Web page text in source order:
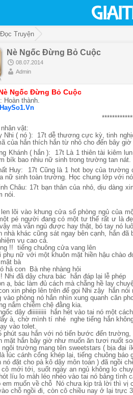
Đọc Truyện
Nè Ngốc Đừng Bỏ Cuộc
08.07.2014
Admin
Ngốc Đừng Bỏ Cuộc
Hoàn thành.
HaySo1.Vn
vật:
Nhi ( nó ): 17t dễ thương cực kỳ, tinh
của hắn thích hắn từ nhỏ cho đến bây
Khánh ( hắn ): 17t Là 1 thiên tài kiêm
bík bao nhiu nữ sinh trong trường tan nát.
Huy: 17t Cũng là 1 hot boy của trường
nữ sinh toàn trường. Học chung lớp với
Châu: 17t bạn thân của nhỏ, dịu dàng
nói.
lõi vào khung cửa sổ phòng ngủ của
pé người đang có một tư thế rất ư là
mà vẫn ngủ được hay thật, bó tay nó
nhà khác cũng sát ngay bên cạnh, hắn
vụ cao cả.
!! tiếng chuông cửa vang lên
phụ nữ với một khuôn mặt hiền hậu chào
bà
hả con Bà nhẹ nhàng hỏi
Nhi đã dậy chưa bác hắn đáp lại lễ phép
ạ, bác làm đủ cách mà chẵng hề lay
xin phép lên trên để gọi Nhi zậy hắn
vào phòng nó hắn nhìn xung quanh căn
nắm chiễm chệ đằng kia.
dậy điiiiiiiiii hắn hét vào tai nó một
à, chờ mình tí nhé nghe tiếng hắn
vào tolet.
phút sau hắn với nó tiến bước đến
mặt hắn bây giờ như muốn ăn tươi nuốt
ngôi trường mang tên sweetstars ( bịa
lúc cánh cổng khép lại, tiếng chuông
nó đặt cho pà kô dậy môn toán ) đã ngồi
mới tới, suốt ngày an ngủ không lo
líu lo màh léo nhéo vào tai nó bảng tình
em muốn về chỗ Nó chưa kịp trả lời thì vị
chỗ ngồi đi, còn cô chiều nay ở lại trực